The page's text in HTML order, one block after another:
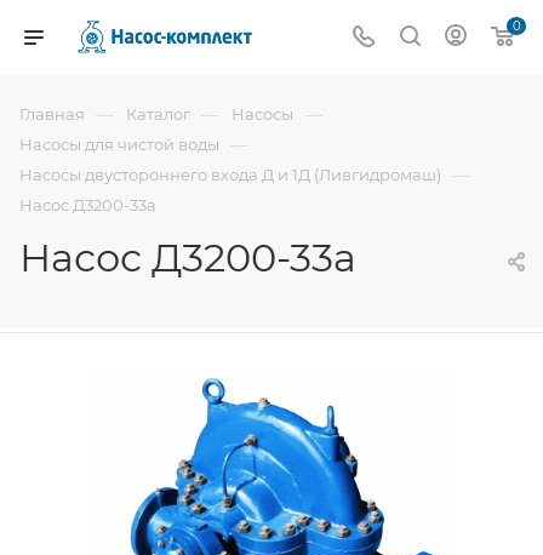
0
Главная — Каталог — Насосы —
Насосы для чистой воды —
Насосы двустороннего входа Д и 1Д (Ливгидромаш) —
Насос Д3200-33а
Насос Д3200-33а